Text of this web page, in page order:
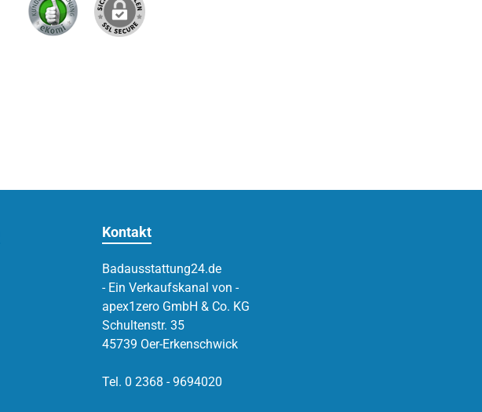
Kontakt
Badausstattung24.de
- Ein Verkaufskanal von -
apex1zero GmbH & Co. KG
Schultenstr. 35
45739 Oer-Erkenschwick
Tel. 0 2368 - 9694020